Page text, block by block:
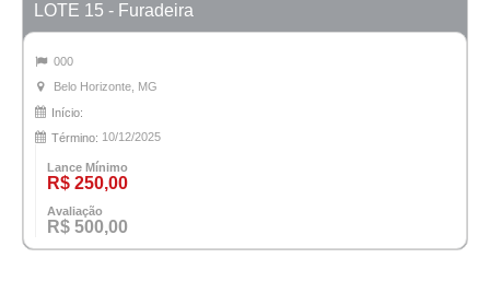
LOTE 15 - Furadeira
000
Belo Horizonte, MG
Início:
Término: 10/12/2025
Lance Mínimo
R$ 250,00
Avaliação
R$ 500,00